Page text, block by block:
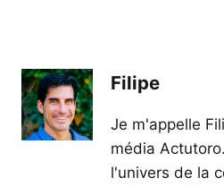
Filipe
Je m'appelle
média
l'univers de la